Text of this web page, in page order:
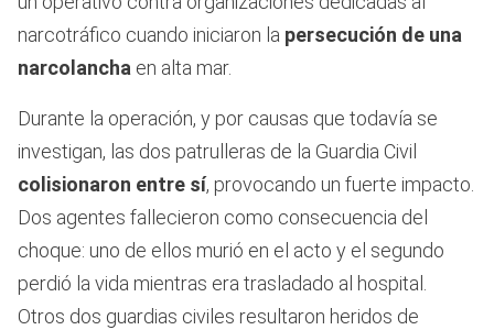
narcotráfico cuando iniciaron la persecución de una
narcolancha en alta mar.
Durante la operación, y por causas que todavía se
investigan, las dos patrulleras de la Guardia Civil
colisionaron entre sí, provocando un fuerte impacto.
Dos agentes fallecieron como consecuencia del
choque: uno de ellos murió en el acto y el segundo
perdió la vida mientras era trasladado al hospital.
Otros dos guardias civiles resultaron heridos de